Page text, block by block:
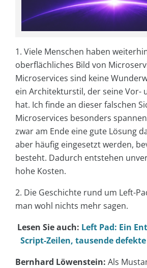
1. Viele Menschen haben
oberflächliches Bild von
Microservices sind keine
ein Architekturstil, der seine Vor-
hat. Ich finde an dieser falschen
Microservices besonders
zwar am Ende eine gute Lösung
aber häufig eingesetzt werden,
besteht. Dadurch entstehen
hohe Kosten.
2. Die Geschichte rund um Left-
man wohl nichts mehr sagen.
Lesen Sie auch: Left Pad: Ein
Script-Zeilen, tausende
Bernhard Löwenstein: Als